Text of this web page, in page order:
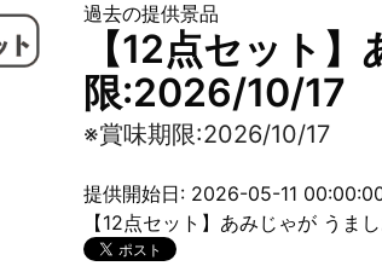
過去の提供景品
【12点セット
限:2026/10/17
※賞味期限:2026/10/17
提供開始日: 2026-05-11
【12点セット】あみじゃが うま